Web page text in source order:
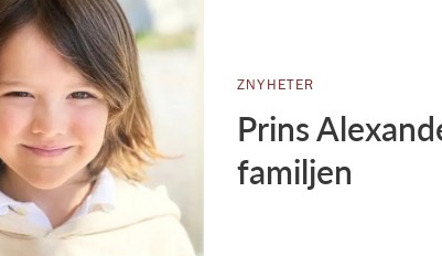
ZNYHETER
Prins
familjen